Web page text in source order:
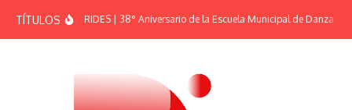
TÍTULOSEFEMÉRIDES | 38° Aniversario de la Escuela Municipal de Danzas “El